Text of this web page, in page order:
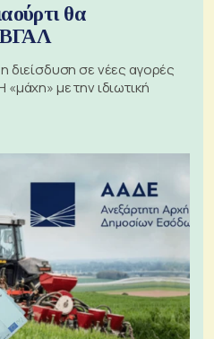
θα
η διείσδυση σε νέες αγορές
«μάχη» με την ιδιωτική